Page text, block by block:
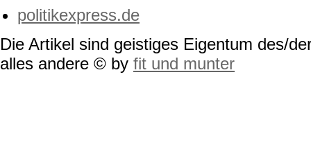
politikexpress.de
Die Artikel sind geistiges Eigentum des/
alles andere © by fit und munter